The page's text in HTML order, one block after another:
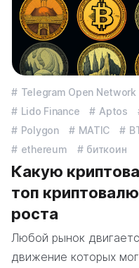
Telegram Open Network
Lido Finance
Aptos
Polygon
MATIC
ethereum
биткоин
Какую
топ
роста
Любой рынок
движение которых